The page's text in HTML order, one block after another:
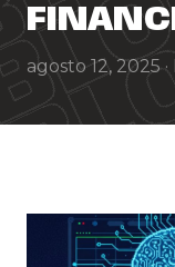
agosto 12, 2025 ·